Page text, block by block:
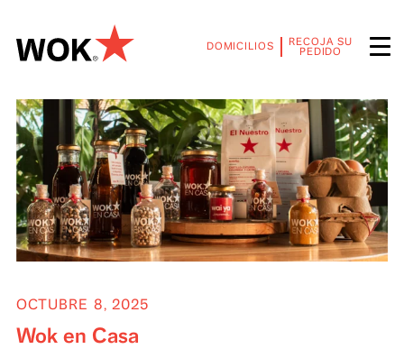
DOMICILIOS RECOJA SU
PEDIDO
OCTUBRE 8, 2025